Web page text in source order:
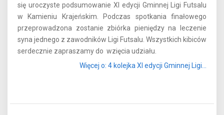
się uroczyste podsumowanie XI edycji Gminnej Ligi Futsalu
w Kamieniu Krajeńskim. Podczas spotkania finałowego
przeprowadzona zostanie zbiórka pieniędzy na leczenie
syna jednego z zawodników Ligi Futsalu. Wszystkich kibiców
serdecznie zapraszamy do wzięcia udziału.
Więcej o: 4 kolejka XI edycji Gminnej Ligi...